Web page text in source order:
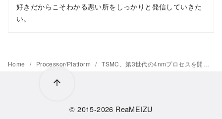
好きだからこそわかる悪い所をしっかりと発信していきた
い。
Home Processor/Platform TSMC、第3世代の4nmプロセスを開発中か
© 2015-2026 ReaMEIZU